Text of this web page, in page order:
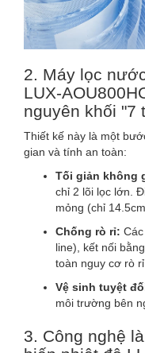
2. Máy lọc
LUX-
nguyên khối "7
Thiết kế này là một
gian và tính an toàn:
Tối giản không
chỉ 2 lõi lọc lớn.
mỏng (chỉ
Chống rò rỉ:
line), kết nối
toàn nguy cơ rò
Vệ sinh tuyệt
môi trường bên
3. Công nghệ